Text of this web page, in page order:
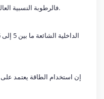
فالرطوبة النسبية العالية عادةً ما تُنتج كمية أكبر من الماء.
إن استخدام الطاقة يعتمد على